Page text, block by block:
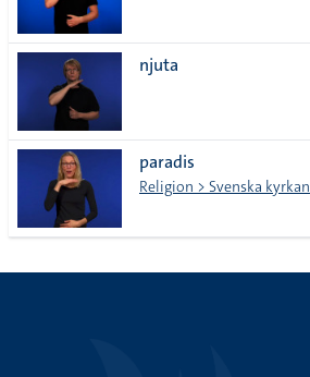
njuta
paradis
Religion > Svenska kyrkan